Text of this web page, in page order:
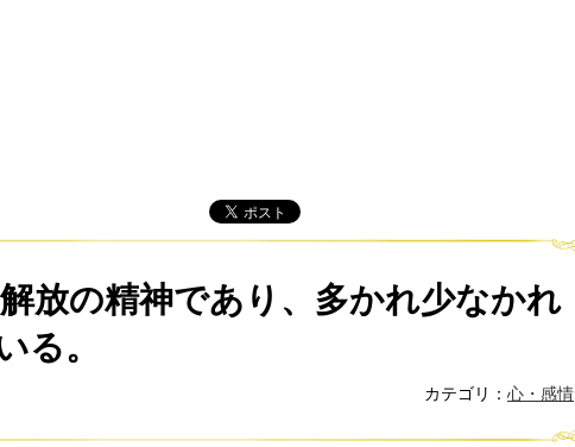
放の精神であり、多かれ少なかれ
る。
カテゴリ： 心・感情